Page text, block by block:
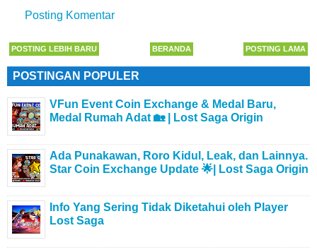
Posting Komentar
POSTING LEBIH BARU POSTING LAMA
BERANDA
POSTINGAN POPULER
VFun Event Coin Exchange & Medal Baru,
Medal Rumah Adat 🏡 | Lost Saga Origin
Ada Punakawan, Roro Kidul, Leak, dan Lainnya.
Star Coin Exchange Update 🌟| Lost Saga Origin
Info Yang Sering Tidak Diketahui oleh Player
Lost Saga